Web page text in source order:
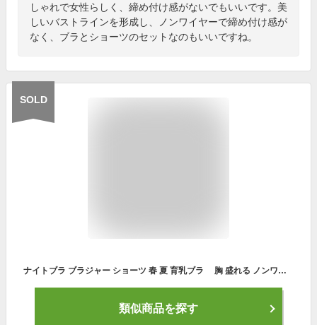
しゃれで女性らしく、締め付け感がないでもいいです。美
しいバストラインを形成し、ノンワイヤーで締め付け感が
なく、ブラとショーツのセットなのもいいですね。
SOLD
ナイトブラ ブラジャー ショーツ 春 夏 育乳ブラ 胸 盛れる ノンワイヤー パッド 補正 レディースファッション SNS話題 韓国 下着 育乳 ランジェリー インナー 総レース 谷間 盛れる 胸 美背 脇高 脇高 補正 谷間
類似商品を探す